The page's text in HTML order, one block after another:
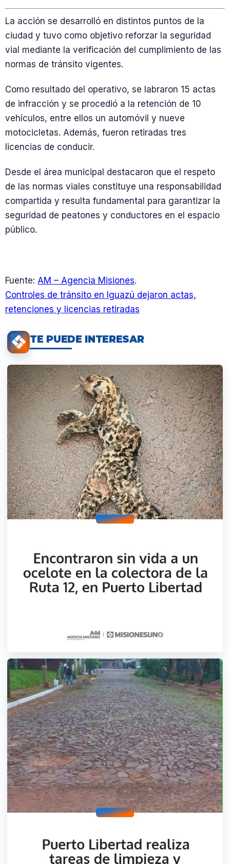
La acción se desarrolló en distintos puntos de la
ciudad y tuvo como objetivo reforzar la seguridad
vial mediante la verificación del cumplimiento de las
normas de tránsito vigentes.
Como resultado del operativo, se labraron 15 actas
de infracción y se procedió a la retención de 10
vehículos, entre ellos un automóvil y nueve
motocicletas. Además, fueron retiradas tres
licencias de conducir.
Desde el área municipal destacaron que el respeto
de las normas viales constituye una responsabilidad
compartida y resulta fundamental para garantizar la
seguridad de peatones y conductores en el espacio
público.
Fuente: AM – Agencia Misiones.
Controles de tránsito en Iguazú dejaron actas,
retenciones y licencias retiradas
TE PUEDE INTERESAR